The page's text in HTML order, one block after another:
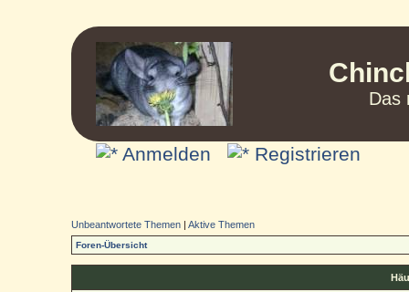
Das
Anmelden Registrieren
Unbeantwortete Themen |Aktive Themen
Foren-Übersicht